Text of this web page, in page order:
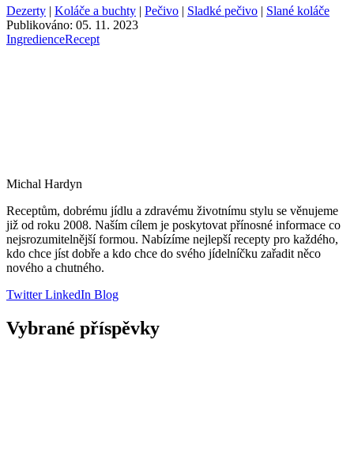
Dezerty | Koláče a buchty | Pečivo | Sladké pečivo | Slané koláče
Publikováno: 05. 11. 2023
IngredienceRecept
Michal Hardyn
Receptům, dobrému jídlu a zdravému životnímu stylu se věnujeme
již od roku 2008. Naším cílem je poskytovat přínosné informace co
nejsrozumitelnější formou. Nabízíme nejlepší recepty pro každého,
kdo chce jíst dobře a kdo chce do svého jídelníčku zařadit něco
nového a chutného.
TwitterLinkedIn Blog
Vybrané příspěvky